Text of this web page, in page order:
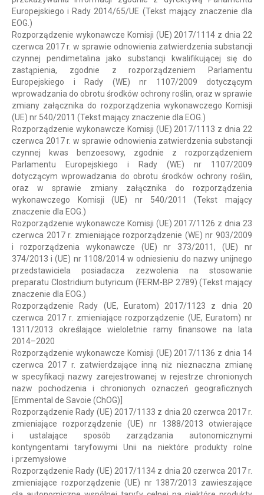
Europejskiego i Rady 2014/65/UE (Tekst mający znaczenie dla
EOG.)
Rozporządzenie wykonawcze Komisji (UE) 2017/1114 z dnia 22
czerwca 2017 r. w sprawie odnowienia zatwierdzenia substancji
czynnej pendimetalina jako substancji kwalifikującej się do
zastąpienia, zgodnie z rozporządzeniem Parlamentu
Europejskiego i Rady (WE) nr 1107/2009 dotyczącym
wprowadzania do obrotu środków ochrony roślin, oraz w sprawie
zmiany załącznika do rozporządzenia wykonawczego Komisji
(UE) nr 540/2011 (Tekst mający znaczenie dla EOG.)
Rozporządzenie wykonawcze Komisji (UE) 2017/1113 z dnia 22
czerwca 2017 r. w sprawie odnowienia zatwierdzenia substancji
czynnej kwas benzoesowy, zgodnie z rozporządzeniem
Parlamentu Europejskiego i Rady (WE) nr 1107/2009
dotyczącym wprowadzania do obrotu środków ochrony roślin,
oraz w sprawie zmiany załącznika do rozporządzenia
wykonawczego Komisji (UE) nr 540/2011 (Tekst mający
znaczenie dla EOG.)
Rozporządzenie wykonawcze Komisji (UE) 2017/1126 z dnia 23
czerwca 2017 r. zmieniające rozporządzenie (WE) nr 903/2009
i rozporządzenia wykonawcze (UE) nr 373/2011, (UE) nr
374/2013 i (UE) nr 1108/2014 w odniesieniu do nazwy unijnego
przedstawiciela posiadacza zezwolenia na stosowanie
preparatu Clostridium butyricum (FERM-BP 2789) (Tekst mający
znaczenie dla EOG.)
Rozporządzenie Rady (UE, Euratom) 2017/1123 z dnia 20
czerwca 2017 r. zmieniające rozporządzenie (UE, Euratom) nr
1311/2013 określające wieloletnie ramy finansowe na lata
2014–2020
Rozporządzenie wykonawcze Komisji (UE) 2017/1136 z dnia 14
czerwca 2017 r. zatwierdzające inną niż nieznaczna zmianę
w specyfikacji nazwy zarejestrowanej w rejestrze chronionych
nazw pochodzenia i chronionych oznaczeń geograficznych
[Emmental de Savoie (ChOG)]
Rozporządzenie Rady (UE) 2017/1133 z dnia 20 czerwca 2017 r.
zmieniające rozporządzenie (UE) nr 1388/2013 otwierające
i ustalające sposób zarządzania autonomicznymi
kontyngentami taryfowymi Unii na niektóre produkty rolne
i przemysłowe
Rozporządzenie Rady (UE) 2017/1134 z dnia 20 czerwca 2017 r.
zmieniające rozporządzenie (UE) nr 1387/2013 zawieszające